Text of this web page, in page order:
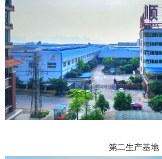
第二生产基地